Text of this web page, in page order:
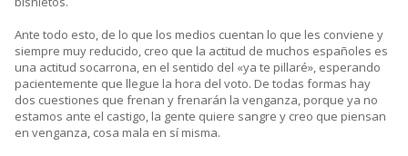
Ante todo esto, de lo que los medios cuentan lo que les conviene y
siempre muy reducido, creo que la actitud de muchos españoles es
una actitud socarrona, en el sentido del «ya te pillaré», esperando
pacientemente que llegue la hora del voto. De todas formas hay
dos cuestiones que frenan y frenarán la venganza, porque ya no
estamos ante el castigo, la gente quiere sangre y creo que piensan
en venganza, cosa mala en sí misma.